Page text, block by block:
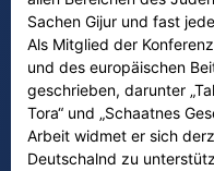
Sachen Gijur und fast
Als Mitglied der
und des europäischen
geschrieben, darunter
Tora“ und „Schaatnes
Arbeit widmet er sich
Deutschalnd zu